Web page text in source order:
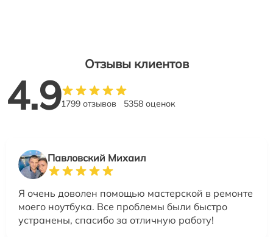
Отзывы клиентов
4.91799 отзывов 5358 оценок
Павловский Михаил
Я очень доволен помощью мастерской в ремонте
моего ноутбука. Все проблемы были быстро
устранены, спасибо за отличную работу!